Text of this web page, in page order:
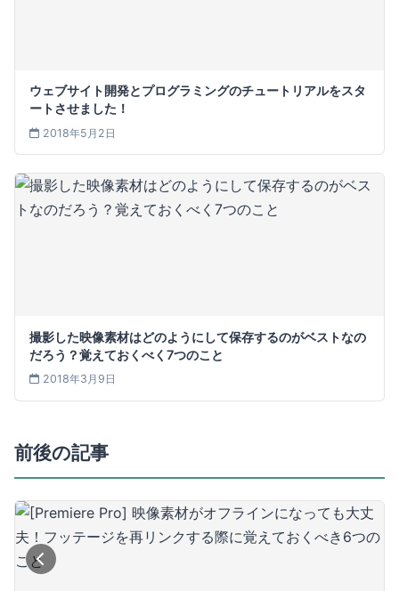
ウェブサイト開発とプログラミングのチュートリアルをスタ
ートさせました！
2018年5月2日
撮影した映像素材はどのようにして保存するのがベストなの
だろう？覚えておくべく7つのこと
2018年3月9日
前後の記事